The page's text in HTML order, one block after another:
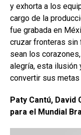
y exhorta a los
cargo de la
fue grabada en
cruzar fronteras sin
sean los
alegría, esta ilusión
convertir sus metas
Paty Cantú, David
para el Mundial